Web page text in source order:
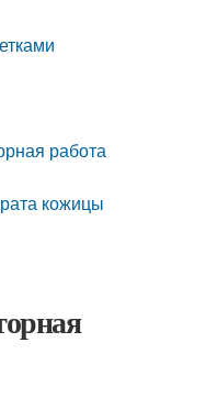
работа
кожицы